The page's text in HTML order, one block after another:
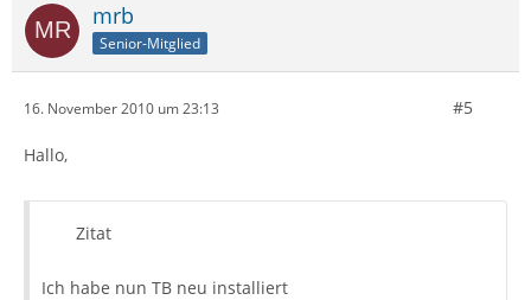
mrb
Senior-Mitglied
16. November 2010 um 23:13 #5
Hallo,
Zitat
Ich habe nun TB neu installiert